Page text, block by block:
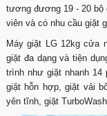
tương đương 19 - 20 bộ
viên và có nhu cầu giặt
Máy giặt LG 12kg cửa
giặt đa dạng và tiện
trình như giặt nhanh 14
giặt hỗn hợp, giặt vải
yên tĩnh, giặt